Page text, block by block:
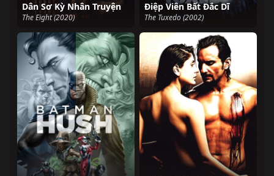
Dân Sơ Kỳ Nhân Truyện
The Eight (2020)
Điệp Viên Bất Đắc Dĩ
The Tuxedo (2002)